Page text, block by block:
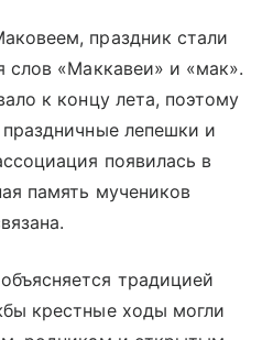
праздник стали
слов «Маккавеи» и «мак».
к концу лета, поэтому
лепешки и
появилась в
память мучеников
традицией
крестные ходы могли